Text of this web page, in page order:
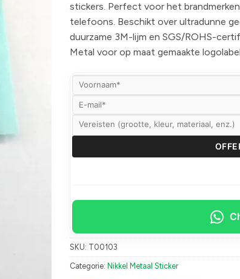
stickers. Perfect voor het
telefoons. Beschikt over ultradunne
duurzame 3M-lijm en SGS/ROHS-
Metal voor op maat gemaakte
SKU: T00103
Categorie: Nikkel Metaal Sticker